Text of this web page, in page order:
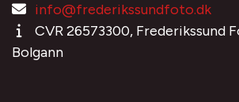
info@frederikssundfoto.dk
CVR 26573300, Frederikssund
Bolgann